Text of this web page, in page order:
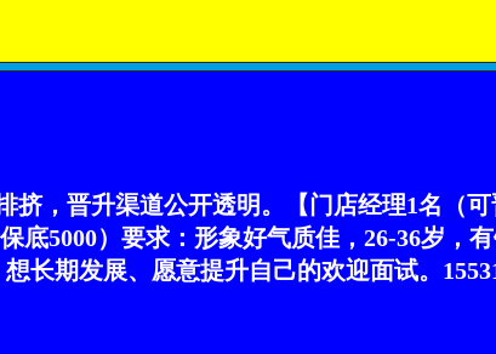
挤，晋升渠道公开透明。【门店经理1名（
底5000）要求：形象好气质佳，26-36岁，
长期发展、愿意提升自己的欢迎面试。